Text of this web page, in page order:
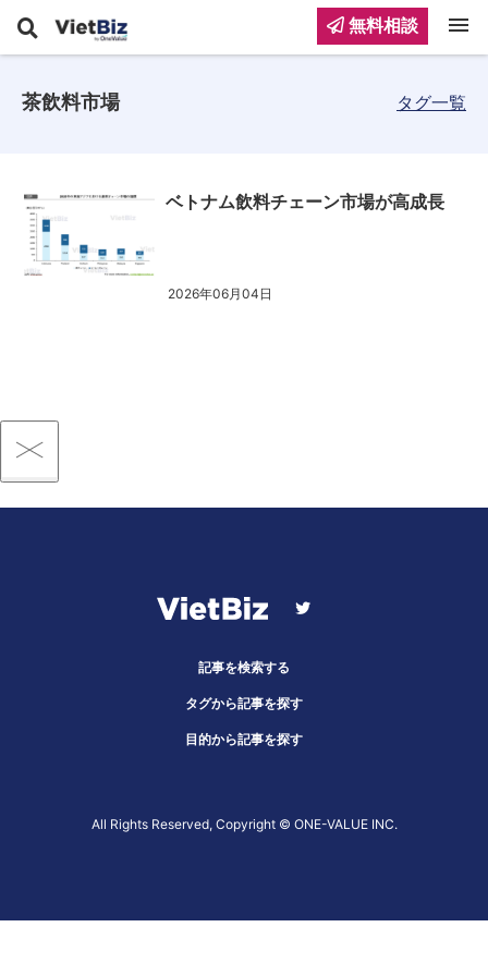
茶飲料市場 タグ一覧
ベトナム飲料チェーン市場が高成長
2026年06月04日
記事を検索する
タグから記事を探す
目的から記事を探す
All Rights Reserved, Copyright ©︎ ONE-VALUE INC.
無料相談 menu